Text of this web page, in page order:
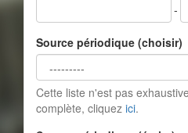
-
Source périodique (choisir)
Cette liste n'est pas
complète, cliquez ici.